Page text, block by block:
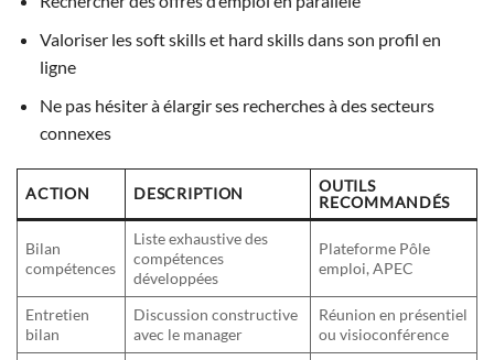
Valoriser les soft skills et hard skills dans son profil en
ligne
Ne pas hésiter à élargir ses recherches à des secteurs
connexes
ACTION DESCRIPTION
OUTILS
RECOMMANDÉS
Bilan
compétences
Liste exhaustive des
compétences
développées
Plateforme Pôle
emploi, APEC
Entretien
bilan
Discussion constructive
avec le manager
Réunion en présentiel
ou visioconférence